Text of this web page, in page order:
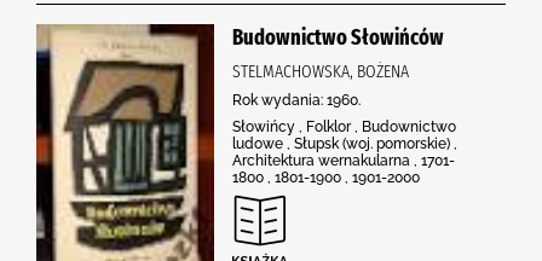
Budownictwo Słowińców
STELMACHOWSKA, BOŻENA
Rok wydania: 1960.
Słowińcy , Folklor , Budownictwo
ludowe , Słupsk (woj. pomorskie) ,
Architektura wernakularna , 1701-
1800 , 1801-1900 , 1901-2000